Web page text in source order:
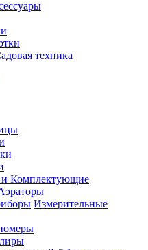
техника
Комплектующие
Измерительные